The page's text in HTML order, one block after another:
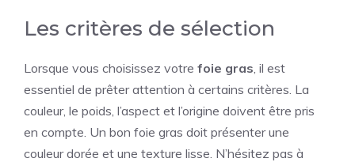
Les critères de sélection
Lorsque vous choisissez votre foie gras , il est
essentiel de prêter attention à certains critères. La
couleur, le poids, l’aspect et l’origine doivent être pris
en compte. Un bon foie gras doit présenter une
couleur dorée et une texture lisse. N’hésitez pas à